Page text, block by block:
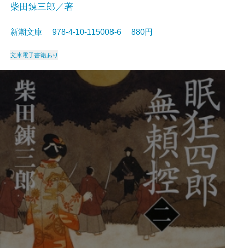
柴田錬三郎／著
新潮文庫 978-4-10-115008-6 880円
文庫電子書籍あり